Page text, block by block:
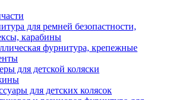
для ремней безопастности,
карабины
фурнитура, крепежные
для детской коляски
для детских колясок